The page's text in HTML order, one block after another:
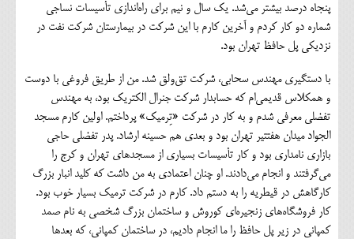
پنجاه درصد بیشتر می‌شد. یک ‌سال‌ و نیم برای راه‌اندازی تأسیسات نساجی
شماره دو کار کردم و آخرین کارم با این شرکت در بیمارستان شرکت نفت در
نزدیکی پل حافظ تهران بود.
با دستگیری مهندس سحابی، شرکت تق‌ولق شد. من از طریق فروغی با دوست
و همکلاس قدیمی‌ام که حسابدار شرکت جنرال الکتریک بود، به مهندس
تفضلی معرفی شدم و به کار در شرکت «تِرمیک» پرداختم. اولین کارم مسجد
‌الجواد میدان هفتتیر تهران بود و بعدی هم حسینه ارشاد. پدر تفضلی حاجی
بازاری نامداری بود و کار تأسیسات بسیاری از مسجدهای تهران و کرج را
می‌گرفتند و انجام می‌دادند. او چنان اعتمادی به من داشت که کلید انبار بزرگ
کارگاهش در قیطریه را به دستم داد. کارم در شرکت ترمیک بسیار خوب بود.
کار فروشگاه‌های زنجیره‌ای کوروش و ساختمان بزرگ شخصی به نام صمد
کمپانی در زیر پل حافظ را ما انجام دادیم، در ساختمان کمپانی، که بعدها